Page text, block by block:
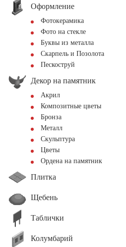
Оформление
Фотокерамика
Фото на стекле
Буквы из металла
Скарпель и Позолота
Пескоструй
Декор на памятник
Акрил
Композитные цветы
Бронза
Металл
Скульптура
Цветы
Ордена на памятник
Плитка
Щебень
Таблички
Колумбарий